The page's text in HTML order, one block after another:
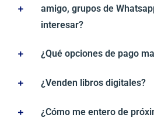
amigo, grupos de
interesar?
¿Qué opciones de pago
¿Venden libros digitales?
¿Cómo me entero de